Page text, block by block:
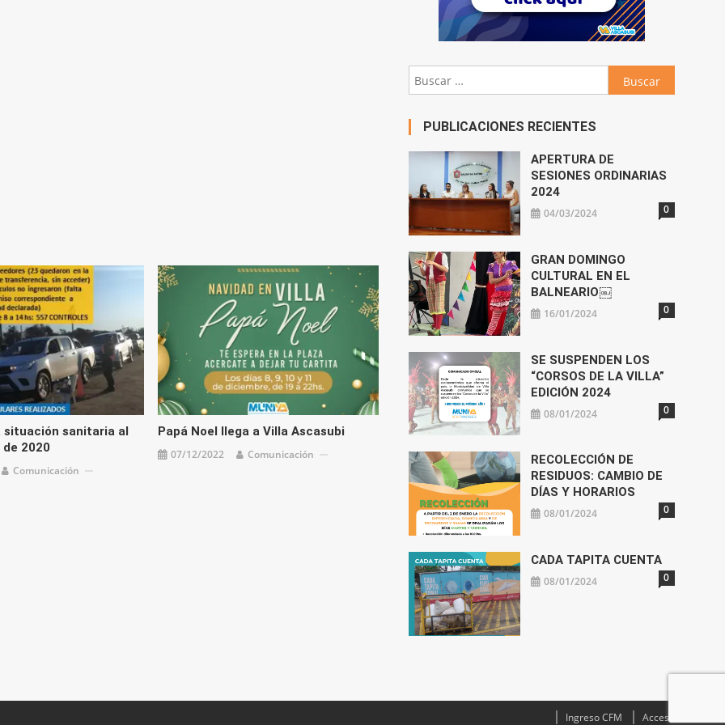
situación sanitaria al
2020
Comunicación
Papá Noel llega a Villa Ascasubi
07/12/2022 Comunicación
Buscar:
PUBLICACIONES RECIENTES
APERTURA DE
SESIONES ORDINARIAS
2024
04/03/2024 0
GRAN DOMINGO
CULTURAL EN EL
BALNEARIO￼
16/01/2024 0
SE SUSPENDEN LOS
“CORSOS DE LA VILLA”
EDICIÓN 2024
08/01/2024 0
RECOLECCIÓN DE
RESIDUOS: CAMBIO DE
DÍAS Y HORARIOS
08/01/2024 0
CADA TAPITA CUENTA
08/01/2024 0
Ingreso CFM Acceso